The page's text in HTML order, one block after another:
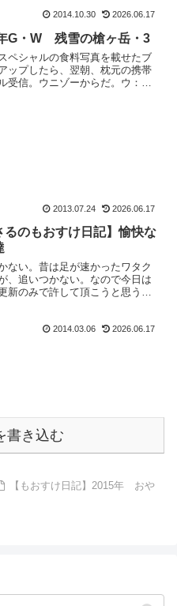
逆算苦手な誰かさんのために計算
2014.10.30 2026.06.17
G・W 残雪の槍ヶ岳・3
ペシャルの食料写真を載せたブ
ップしたら、翌朝、枕元の携帯
受信。ウニゾーからだ。ウ：
2013.07.24 2026.06.17
るのもおすけ日記】愉快な
ない。昔は足が速かったワタク
、追いつかない。なので今日は
新のみで許して頂こうと思うも
の時点で加工した写真だけで160
2014.03.06 2026.06.17
書き込む
【もおすけ日記】2015年 おや